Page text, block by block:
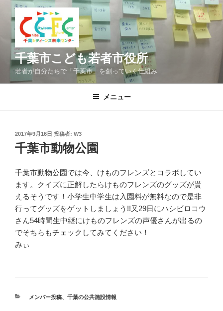
千葉市こども若者市役所
若者が自分たちで「千葉市」を創っていく仕組み
メニュー
投
稿
2017年9月16日 投稿者: W3
千葉市動物公園
千葉市動物公園では今、けものフレンズとコラボしてい
ます。クイズに正解したらけものフレンズのグッズが貰
えるそうです！小学生中学生は入園料が無料なので是非
行ってグッズをゲットしましょう!!又29日にハシビロコウ
さん54時間生中継にけものフレンズの声優さんが出るの
でそちらもチェックしてみてください！
みぃ
カ
メンバー投稿、 千葉の公共施設情報